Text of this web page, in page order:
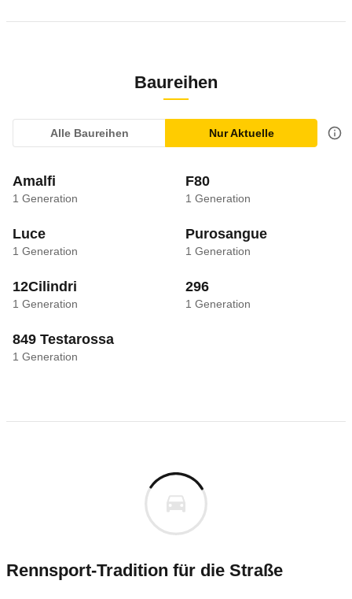
Baureihen
Alle Baureihen Nur Aktuelle
Amalfi
1 Generation
F80
1 Generation
Luce
1 Generation
Purosangue
1 Generation
12Cilindri
1 Generation
296
1 Generation
849 Testarossa
1 Generation
Rennsport-Tradition für die Straße